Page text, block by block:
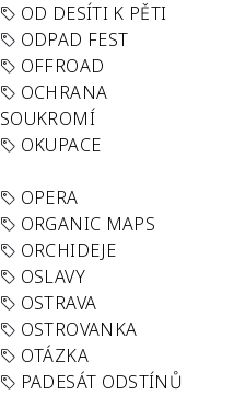
OD DESÍTI K PĚTI
ODPAD FEST
OFFROAD
OCHRANA
SOUKROMÍ
OKUPACE
OPERA
ORGANIC MAPS
ORCHIDEJE
OSLAVY
OSTRAVA
OSTROVANKA
OTÁZKA
PADESÁT ODSTÍNŮ